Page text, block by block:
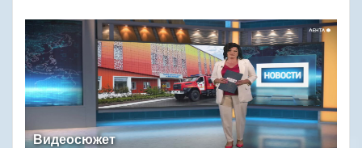
Видеосюжет